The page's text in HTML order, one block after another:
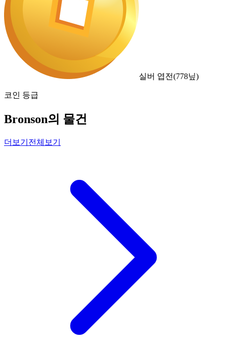
실버 엽전(778닢)
코인 등급
Bronson의 물건
더보기 전체보기